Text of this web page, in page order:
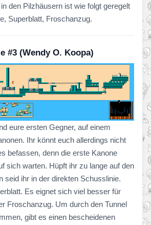
den Pilzhäusern ist wie folgt geregelt
Superblatt, Froschanzug.
#3 (Wendy O. Koopa)
eure ersten Gegner, auf einem
Ihr könnt euch allerdings nicht
befassen, denn die erste Kanone
sich warten. Hüpft ihr zu lange auf den
seid ihr in der direkten Schusslinie.
Es eignet sich viel besser für
Froschanzug. Um durch den Tunnel
gibt es einen bescheidenen